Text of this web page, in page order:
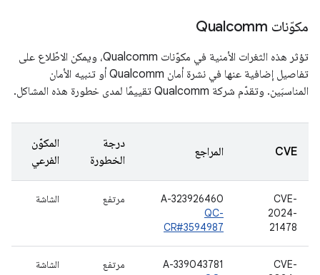
مكوّنات Qualcomm
تؤثر هذه الثغرات الأمنية في مكوّنات Qualcomm، ويمكن الاطّلاع على
تفاصيل إضافية عنها في نشرة أمان Qualcomm أو تنبيه الأمان
المناسبَين. وتقدّم شركة Qualcomm تقييمًا لمدى خطورة هذه المشاكل.
CVE المراجع
درجة
الخطورة
المكوّن
الفرعي
CVE-
2024-
21478
A-323926460
QC-
CR#3594987
مرتفع الشاشة
CVE-
A-339043781
مرتفع الشاشة